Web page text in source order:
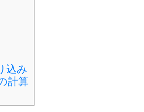
込み
計算